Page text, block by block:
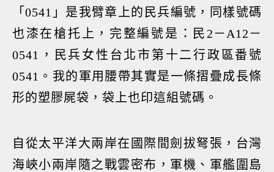
「0541」是我臂章上的民兵編號，同樣號碼
也漆在槍托上，完整編號是：民2－A12－
0541，民兵女性台北市第十二行政區番號
0541。我的軍用腰帶其實是一條摺疊成長條
形的塑膠屍袋，袋上也印這組號碼。
自從太平洋大兩岸在國際間劍拔弩張，台灣
海峽小兩岸隨之戰雲密布，軍機、軍艦圍島